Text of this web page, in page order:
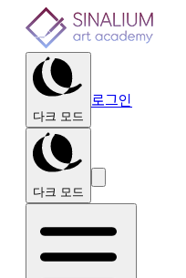
다크 모드
로그인
다크 모드